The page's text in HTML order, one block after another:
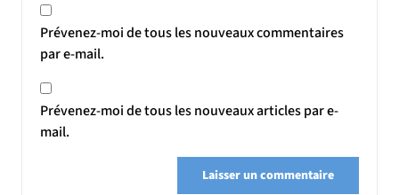
Prévenez-moi de tous les nouveaux commentaires
par e-mail.
Prévenez-moi de tous les nouveaux articles par e-
mail.